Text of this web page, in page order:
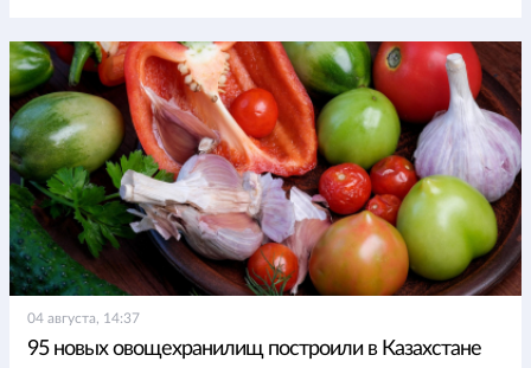
04 августа, 14:37
95 новых овощехранилищ построили в Казахстане